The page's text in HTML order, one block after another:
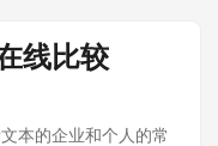
线比较
本的企业和个人的常